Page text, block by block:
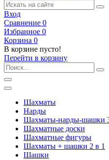
Вход
Сравнение 0
Избранное 0
Корзина 0
В корзине пусто!
Перейти в корзину
Шахматы
Нарды
Шахматы-нарды-шашки
Шахматные доски
Шахматные фигуры
Шахматы + шашки 2 в 1
Шашки